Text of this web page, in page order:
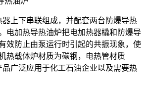
器上下串联组成，并配套两台防爆导热
电加热导热油炉把电加热器橇和防爆导
效防止由泵运行时引起的共振现象，使
热载体炉材质为碳钢，电热管材质
品广泛应用于化工石油企业以及需要热